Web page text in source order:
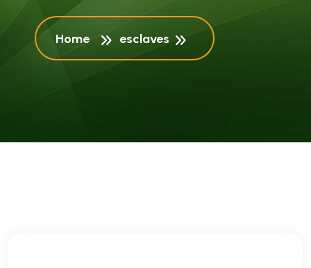
Home esclaves